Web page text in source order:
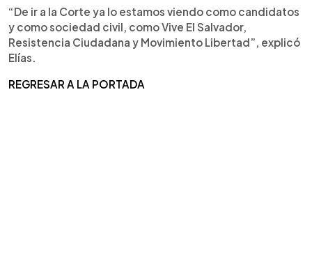
“De ir a la Corte ya lo estamos viendo como candidatos
y como sociedad civil, como Vive El Salvador,
Resistencia Ciudadana y Movimiento Libertad”, explicó
Elías.
REGRESAR A LA PORTADA